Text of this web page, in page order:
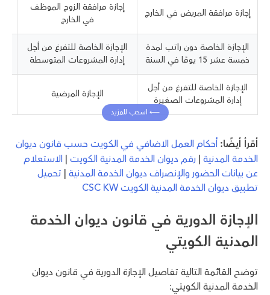
إجازة مرافقة المريض في الخارج
إجازة مرافقة الزوج الموظف
في الخارج
الإجازة الخاصة دون راتب لمدة
خمسة عشر 15 يومًا في السنة
الإجازة الخاصة للتفرغ من أجل
إدارة المشروعات المتوسطة
الإجازة الخاصة للتفرغ من أجل
إدارة المشروعات الصغيرة
الإجازة المرضية
أقرأ أيضًا: أحكام العمل الاضافي في الكويت حسب قانون ديوان
الخدمة المدنية | رقم ديوان الخدمة المدنية الكويت | الاستعلام
عن بيانات الحضور والإنصراف ديوان الخدمة المدنية | تحميل
تطبيق ديوان الخدمة المدنية الكويت CSC KW
الإجازة الدورية في قانون ديوان الخدمة
المدنية الكويتي
توضح القائمة التالية تفاصيل الإجازة الدورية في قانون ديوان
الخدمة المدنية الكويتي: